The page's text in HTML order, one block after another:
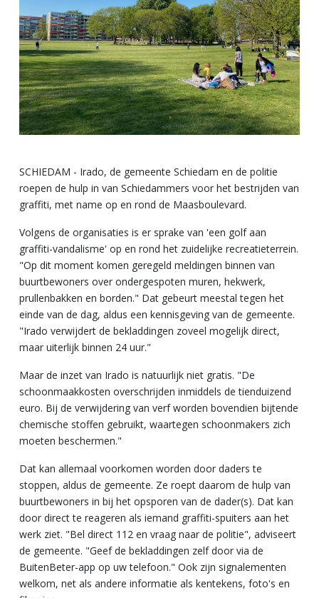
SCHIEDAM - Irado, de gemeente Schiedam en de politie
roepen de hulp in van Schiedammers voor het bestrijden van
graffiti, met name op en rond de Maasboulevard.
Volgens de organisaties is er sprake van 'een golf aan
graffiti-vandalisme' op en rond het zuidelijke recreatieterrein.
"Op dit moment komen geregeld meldingen binnen van
buurtbewoners over ondergespoten muren, hekwerk,
prullenbakken en borden." Dat gebeurt meestal tegen het
einde van de dag, aldus een kennisgeving van de gemeente.
"Irado verwijdert de bekladdingen zoveel mogelijk direct,
maar uiterlijk binnen 24 uur."
Maar de inzet van Irado is natuurlijk niet gratis. "De
schoonmaakkosten overschrijden inmiddels de tienduizend
euro. Bij de verwijdering van verf worden bovendien bijtende
chemische stoffen gebruikt, waartegen schoonmakers zich
moeten beschermen."
Dat kan allemaal voorkomen worden door daders te
stoppen, aldus de gemeente. Ze roept daarom de hulp van
buurtbewoners in bij het opsporen van de dader(s). Dat kan
door direct te reageren als iemand graffiti-spuiters aan het
werk ziet. "Bel direct 112 en vraag naar de politie", adviseert
de gemeente. "Geef de bekladdingen zelf door via de
BuitenBeter-app op uw telefoon." Ook zijn signalementen
welkom, net als andere informatie als kentekens, foto's en